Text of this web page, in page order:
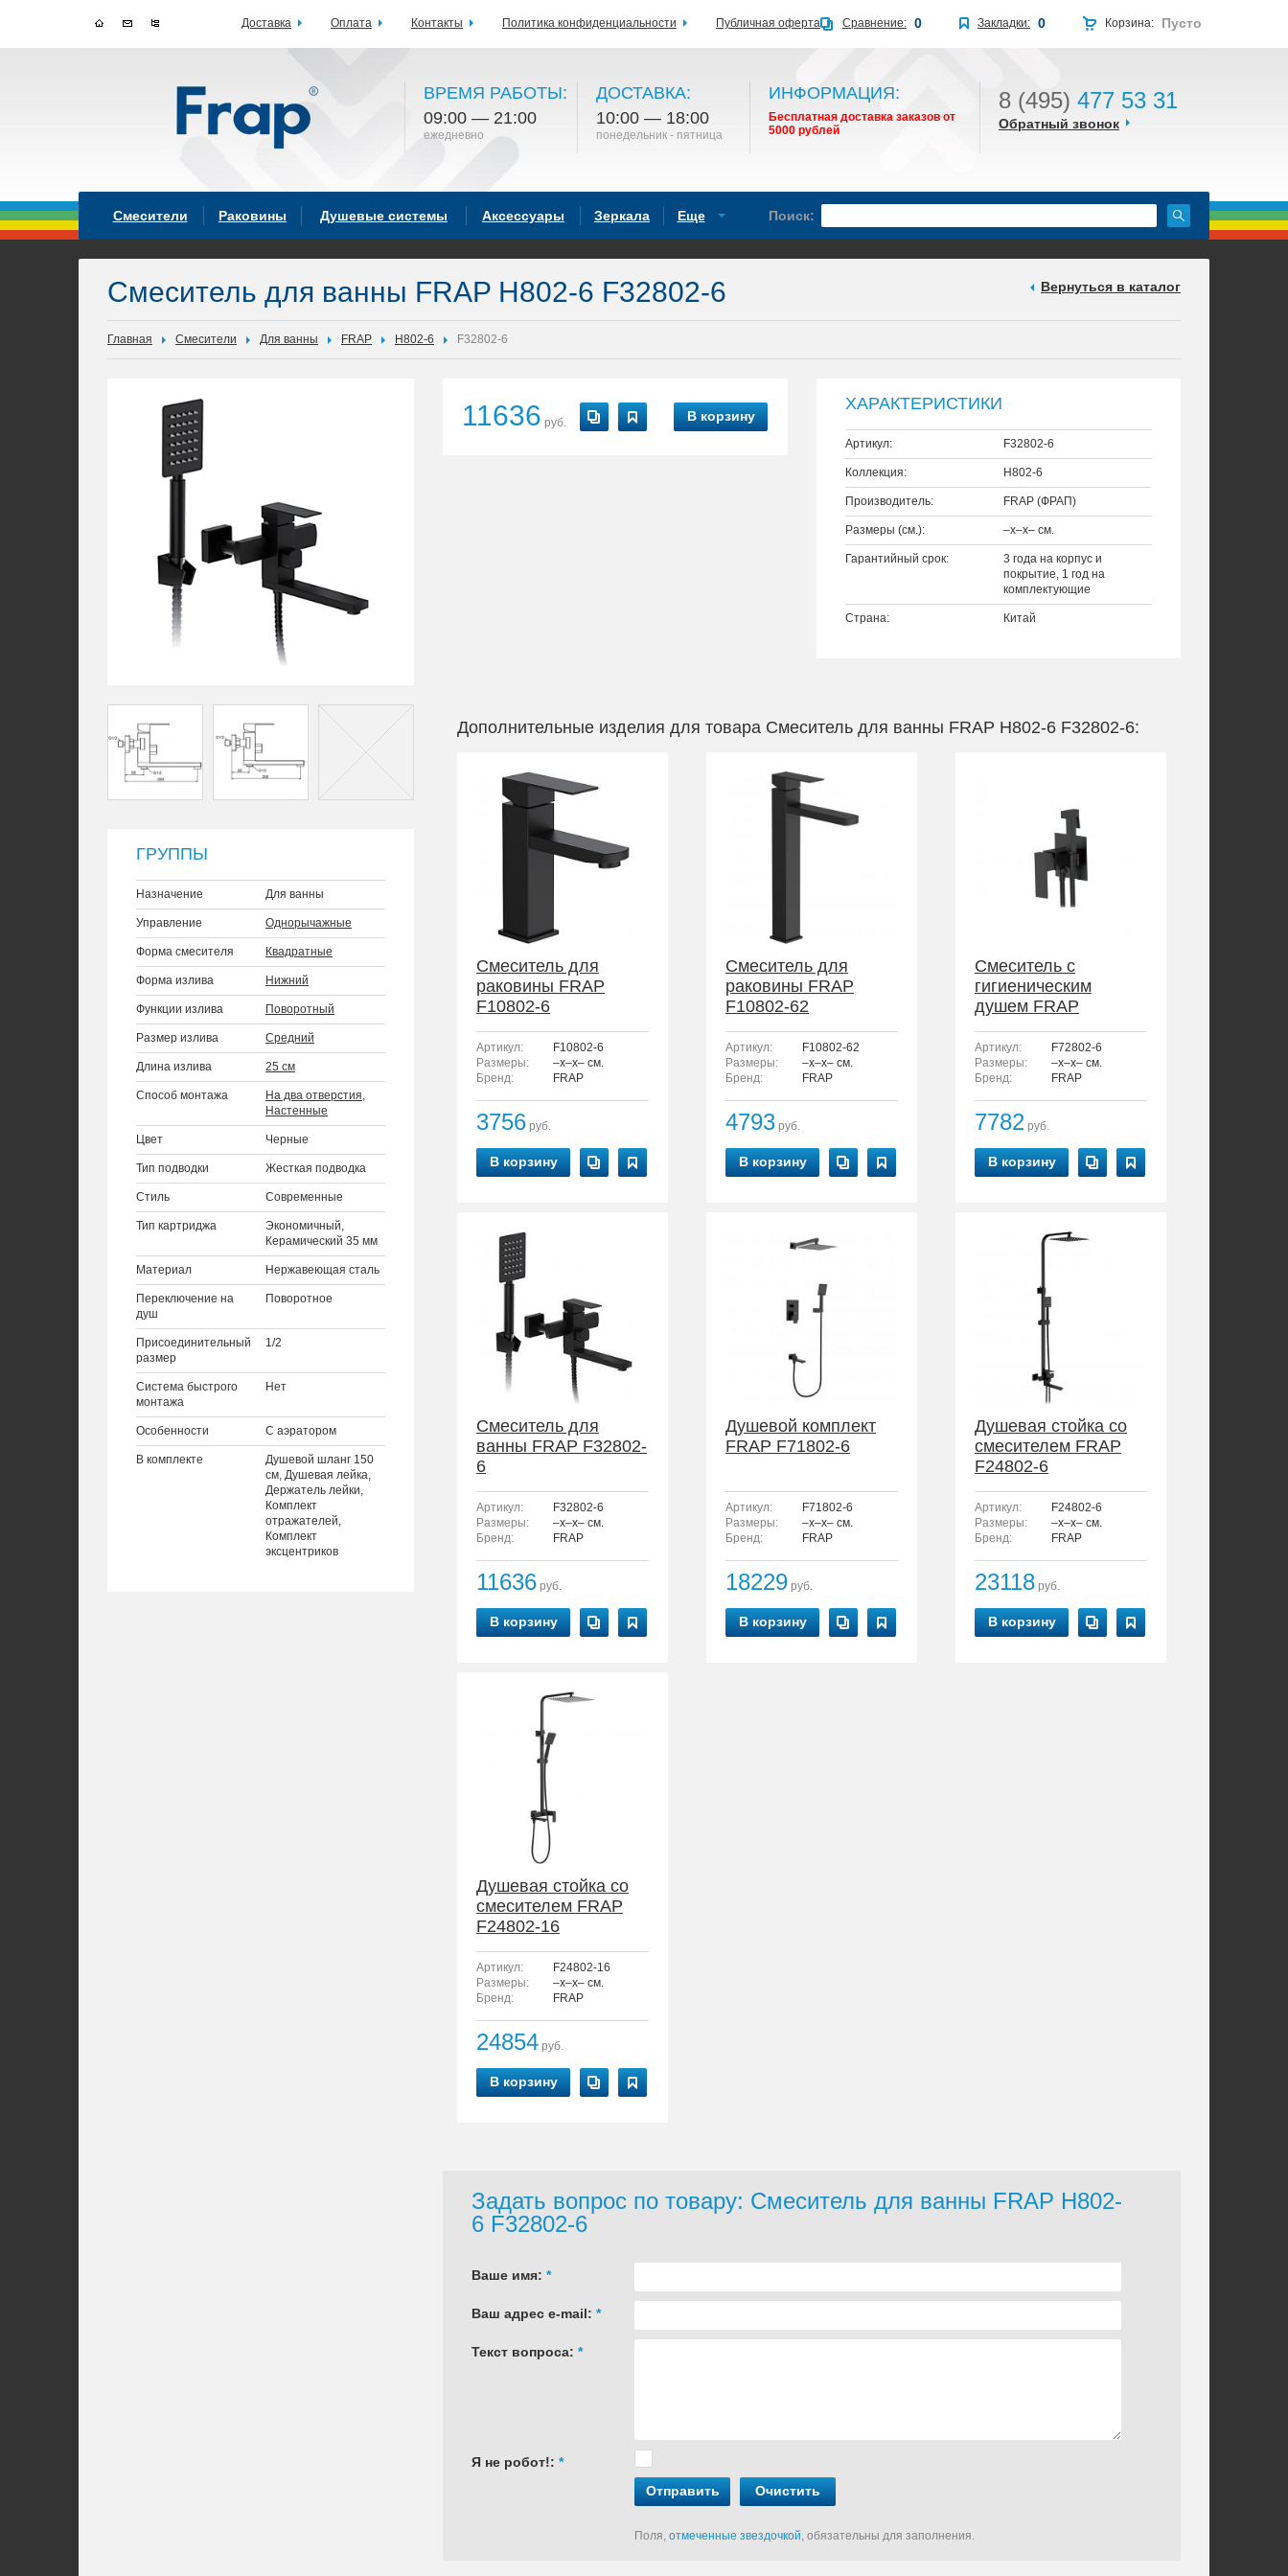
ВРЕМЯ РАБОТЫ:
09:00 — 21:00
ежедневно
ДОСТАВКА:
10:00 — 18:00
понедельник - пятница
ИНФОРМАЦИЯ:
Бесплатная доставка заказов от
5000 рублей
8 (495) 477 53 31
Обратный звонок
Смесители Раковины Душевые системы Аксессуары Зеркала Еще Поиск:
Смеситель для ванны FRAP H802-6 F32802-6 Вернуться в каталог
Главная Смесители Для ванны FRAP H802-6 F32802-6
ГРУППЫ
Назначение Для ванны
Управление Однорычажные
Форма смесителя Квадратные
Форма излива Нижний
Функции излива Поворотный
Размер излива Средний
Длина излива 25 см
Способ монтажа На два отверстия,
Настенные
Цвет Черные
Тип подводки Жесткая подводка
Стиль Современные
Тип картриджа
Экономичный,
Керамический 35 мм
Материал Нержавеющая сталь
Переключение на
душ
Поворотное
Присоединительный
размер
1/2
Система быстрого
монтажа
Нет
Особенности С аэратором
В комплекте
Душевой шланг 150
см, Душевая лейка,
Держатель лейки,
Комплект
отражателей,
Комплект
эксцентриков
11636 руб. В корзину
ХАРАКТЕРИСТИКИ
Артикул: F32802-6
Коллекция: H802-6
Производитель: FRAP (ФРАП)
Размеры (см.): –x–x– см.
Гарантийный срок:
3 года на корпус и
покрытие, 1 год на
комплектующие
Страна: Китай
Дополнительные изделия для товара Смеситель для ванны FRAP H802-6 F32802-6:
Смеситель для
раковины FRAP
F10802-6
Артикул:
F10802-6
Размеры:
–x–x– см.
Бренд:
FRAP
3756 руб.
В корзину
Смеситель для
раковины FRAP
F10802-62
Артикул:
F10802-62
Размеры:
–x–x– см.
Бренд:
FRAP
4793 руб.
В корзину
Смеситель с
гигиеническим
душем FRAP
F72802-6
Артикул:
F72802-6
Размеры:
–x–x– см.
Бренд:
FRAP
7782 руб.
В корзину
Смеситель для
ванны FRAP F32802-
6
Артикул:
F32802-6
Размеры:
–x–x– см.
Бренд:
FRAP
11636 руб.
В корзину
Душевой комплект
FRAP F71802-6
Артикул:
F71802-6
Размеры:
–x–x– см.
Бренд:
FRAP
18229 руб.
В корзину
Душевая стойка со
смесителем FRAP
F24802-6
Артикул:
F24802-6
Размеры:
–x–x– см.
Бренд:
FRAP
23118 руб.
В корзину
Душевая стойка со
смесителем FRAP
F24802-16
Артикул:
F24802-16
Размеры:
–x–x– см.
Бренд:
FRAP
24854 руб.
В корзину
Задать вопрос по товару: Смеситель для ванны FRAP H802-
6 F32802-6
Ваше имя: *
Ваш адрес e-mail: *
Текст вопроса: *
Я не робот!: *
Отправить
Очистить
Поля, отмеченные звездочкой, обязательны для заполнения.
Доставка Оплата Контакты Политика конфиденциальности Публичная оферта Корзина: Пусто
Закладки: 0
Сравнение: 0